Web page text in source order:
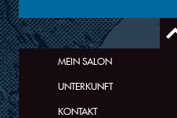
MEIN SALON
UNTERKUNFT
KONTAKT